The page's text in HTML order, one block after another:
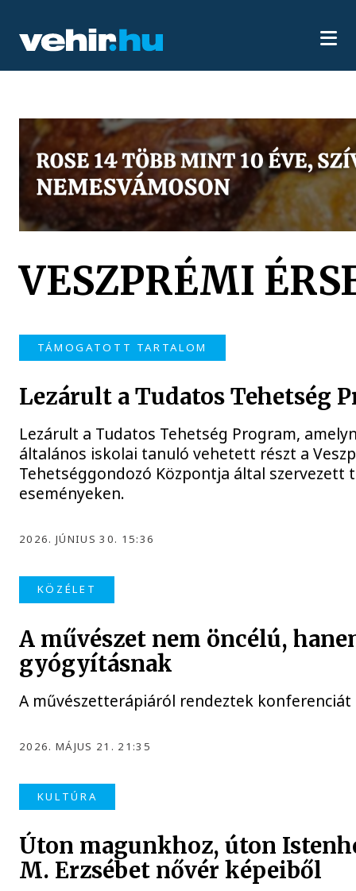
VESZPRÉMI
TÁMOGATOTT TARTALOM
Lezárult a Tudatos Tehetség
Lezárult a Tudatos Tehetség Program,
általános iskolai tanuló vehetett részt a
Tehetséggondozó Központja által
eseményeken.
2026. JÚNIUS 30. 15:36
KÖZÉLET
A művészet nem öncélú,
gyógyításnak
A művészetterápiáról rendeztek
2026. MÁJUS 21. 21:35
KULTÚRA
Úton magunkhoz, úton
M. Erzsébet nővér képeiből